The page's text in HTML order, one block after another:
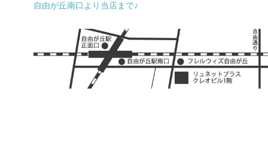
自由が丘南口より当店まで♪